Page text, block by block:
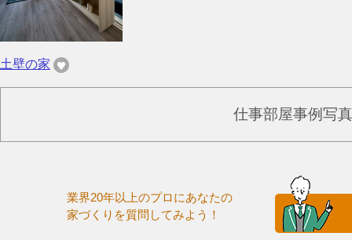
土壁の家
仕事部屋事例写
業界20年以上のプロにあなたの
家づくりを質問してみよう！